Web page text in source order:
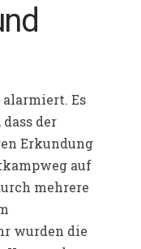
Es
der
Erkundung
auf
mehrere
wurden die